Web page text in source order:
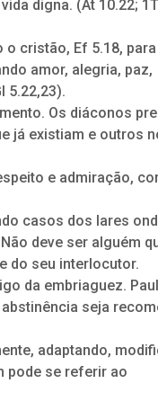
digna. (At 10.22;
cristão, Ef 5.18, para
amor, alegria, paz,
5.22,23).
Os diáconos
já existiam e outros
e admiração,
casos dos lares
deve ser alguém
do seu interlocutor.
da embriaguez.
seja
adaptando,
pode se referir ao